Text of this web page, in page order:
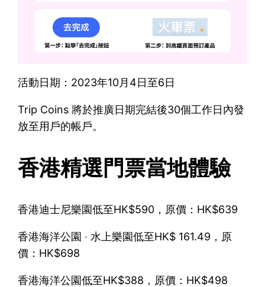
活動日期：2023年10月4日至6日
Trip Coins 將於推廣日期完結後30個工作日內發
放至用戶的帳戶。
香港精選門票當地體驗
香港迪士尼樂園低至HK$590，原價：HK$639
香港海洋公園 ‧ 水上樂園低至HK$ 161.49，原
價：HK$698
香港海洋公園低至HK$388，原價：HK$498